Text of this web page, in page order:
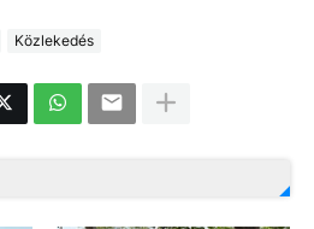
Közlekedés